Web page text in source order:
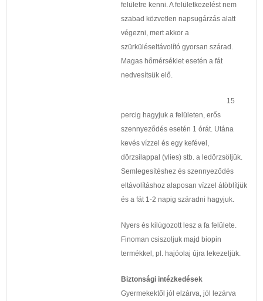
felületre kenni. A felületkezelést nem
szabad közvetlen napsugárzás alatt
végezni, mert akkor a
szürküléseltávolító gyorsan szárad.
Magas hőmérséklet esetén a fát
nedvesítsük elő.
15
percig hagyjuk a felületen, erős
szennyeződés esetén 1 órát. Utána
kevés vízzel és egy kefével,
dörzsilappal (vlies) stb. a ledörzsöljük.
Semlegesítéshez és szennyeződés
eltávolításhoz alaposan vízzel átöblítjük
és a fát 1-2 napig száradni hagyjuk.
Nyers és kilúgozott lesz a fa felülete.
Finoman csiszoljuk majd biopin
termékkel, pl. hajóolaj újra lekezeljük.
Biztonsági intézkedések
Gyermekektől jól elzárva, jól lezárva